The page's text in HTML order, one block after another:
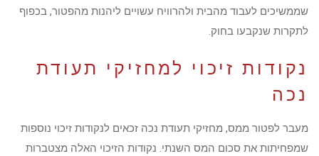
שממשיכים לעבוד מהבית ולהרוויח עשויים ליהנות מהפטור, בכפוף
לתקרות שנקבעו בחוק.
נקודות זיכוי למחזיקי תעודת
נכה
מעבר לפטור ממס, מחזיקי תעודת נכה זכאים לנקודות זיכוי נוספות
שמפחיתות את סכום המס השנתי. נקודות הזיכוי האלה מצטברות